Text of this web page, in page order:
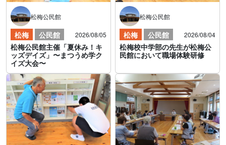
松梅公民館
松梅 公民館 2026/08/05
松梅公民館主催「夏休み！キ
ッズデイズ」〜まつうめ学ク
イズ大会〜
松梅公民館
松梅 公民館 2026/08/04
松梅校中学部の先生が松梅公
民館において職場体験研修